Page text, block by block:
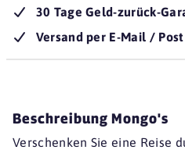
30 Tage Geld-zurück-
Versand per E-Mail / Post
Beschreibung Mongo's
Verschenken Sie eine Reise